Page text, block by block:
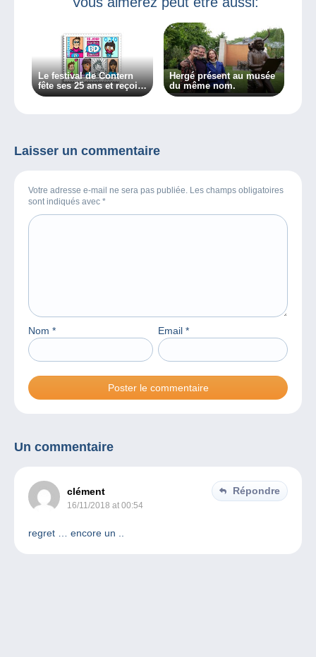
Le festival de Contern
fête ses 25 ans et reçoit
son timbre de POST
Hergé présent au musée
du même nom.
Laisser un commentaire
Votre adresse e-mail ne sera pas publiée. Les champs obligatoires
sont indiqués avec *
Nom * Email *
Un commentaire
clément
16/11/2018 at 00:54
Répondre
regret … encore un ..